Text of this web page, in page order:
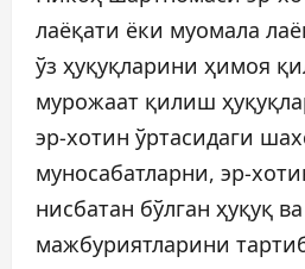
лаёқати ёки муомала
ўз ҳуқуқларини ҳимоя
мурожаат қилиш
эр-хотин ўртасидаги
муносабатларни, эр-
нисбатан бўлган ҳуқуқ ва
мажбуриятларини